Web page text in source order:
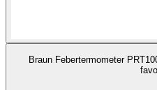
Braun Febertermometer